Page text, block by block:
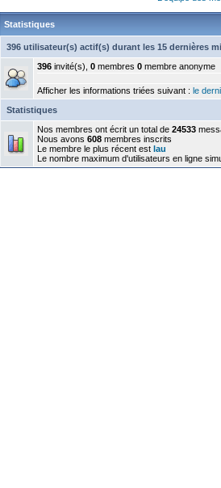
Statistiques
396 utilisateur(s) actif(s) durant les 15 dernières
396 invité(s), 0 membres 0 membre anonyme
Afficher les informations triées suivant : le
Statistiques
Nos membres ont écrit un total de 24533
Nous avons 608 membres inscrits
Le membre le plus récent est lau
Le nombre maximum d'utilisateurs en ligne